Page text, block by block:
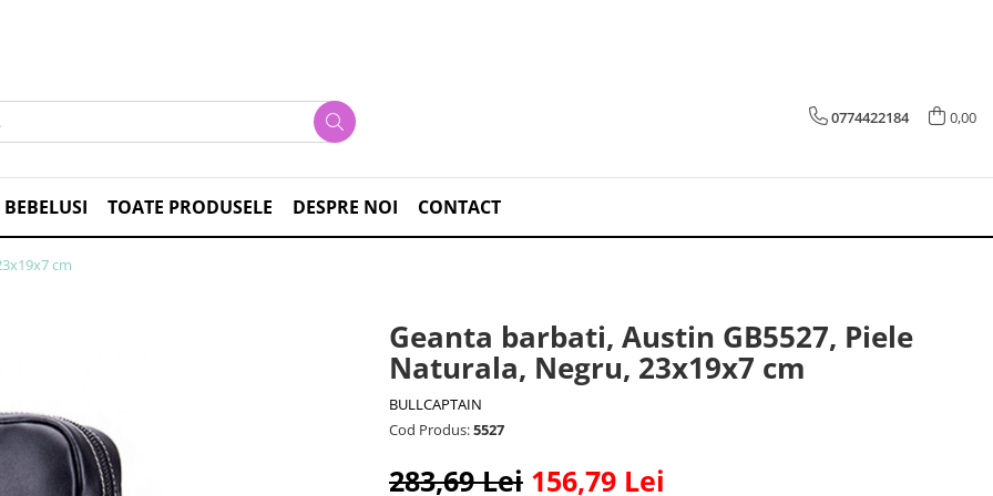
0774422184 0,00
TOATE PRODUSELE DESPRE NOI CONTACT
cm
Geanta barbati, Austin GB5527, Piele
Naturala, Negru, 23x19x7 cm
BULLCAPTAIN
Cod Produs:5527
283,69 Lei 156,79 Lei